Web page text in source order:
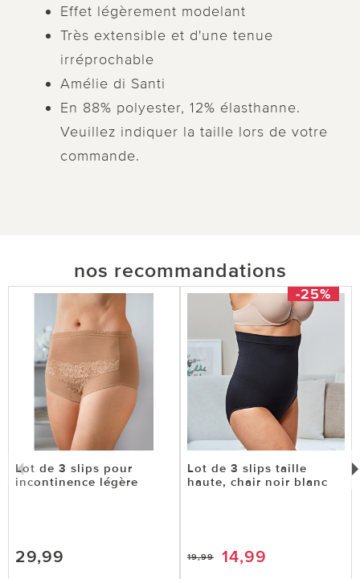
Effet légèrement modelant
Très extensible et d'une tenue
irréprochable
Amélie di Santi
En 88% polyester, 12% élasthanne.
Veuillez indiquer la taille lors de votre
commande.
nos recommandations
Lot de 3 slips pour
incontinence légère
29,99
-25%
Lot de 3 slips taille
haute, chair noir blanc
19,99 14,99